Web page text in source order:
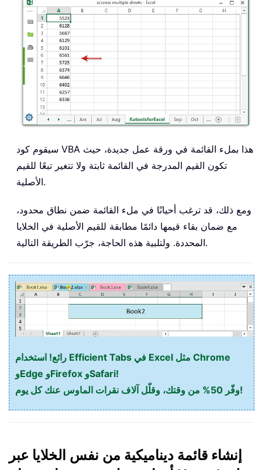
سيقوم كود VBA هذا بملء القائمة في ورقة عمل جديدة، حيث
تكون القيم المدرجة في القائمة ثابتة ولا تتغير تبعًا للقيم
الأصلية.
ومع ذلك، قد ترغب أحيانًا في ملء القائمة ضمن نطاق محدود،
مع ضمان بقاء قيمها دائمًا مطابقة للقيم الأصلية في الخلايا
المحددة. ولتلبية هذه الحاجة، جرّب الطريقة التالية.
رائع! استخدام Efficient Tabs في Excel مثل Chrome
وEdge وFirefox وSafari!
وفّر 50% من وقتك، وقلّل آلاف نقرات الماوس عنك كل يوم!
إنشاء قائمة ديناميكية من نفس الخلايا عبر